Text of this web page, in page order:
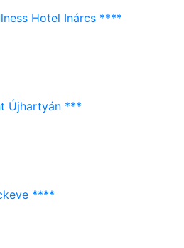
Hotel Inárcs ****
Újhartyán ***
****